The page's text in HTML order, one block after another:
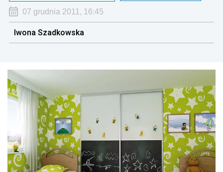
07 grudnia 2011, 16:45
Iwona Szadkowska